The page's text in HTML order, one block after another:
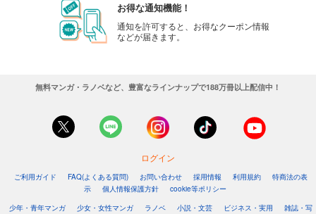
お得な通知機能！
通知を許可すると、お得なクーポン情報
などが届きます。
無料マンガ・ラノベなど、豊富なラインナップで188万冊以上配信中！
ログイン
ご利用ガイド FAQ(よくある質問) お問い合わせ 採用情報 利用規約
特商法の表
示
個人情報保護方針
cookie等ポリシー
少年・青年マンガ
少女・女性マンガ ラノベ 小説・文芸 ビジネス・実用
雑誌・写